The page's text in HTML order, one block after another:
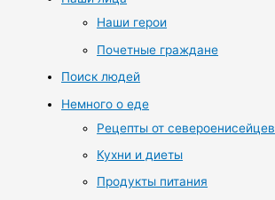
Наши герои
Почетные граждане
Поиск людей
Немного о еде
Рецепты от североенисейцев
Кухни и диеты
Продукты питания